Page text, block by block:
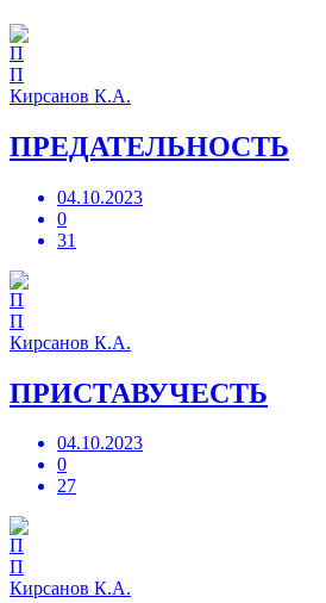
П
Кирсанов К.А.
ПРЕДАТЕЛЬНОСТЬ
04.10.2023
0
31
П
Кирсанов К.А.
ПРИСТАВУЧЕСТЬ
04.10.2023
0
27
П
Кирсанов К.А.